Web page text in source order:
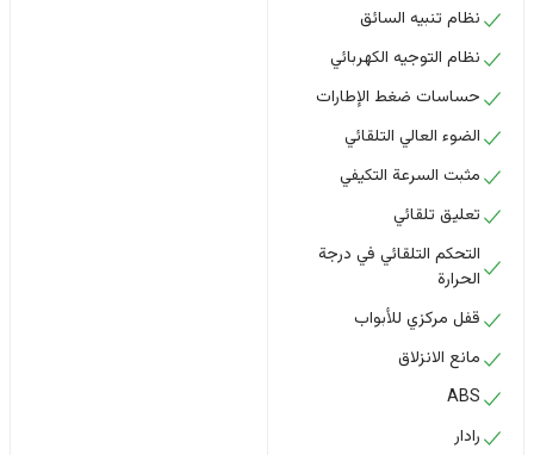
نظام تنبيه السائق
نظام التوجيه الكهربائي
حساسات ضغط الإطارات
الضوء العالي التلقائي
مثبت السرعة التكيفي
تعليق تلقائي
التحكم التلقائي في درجة
الحرارة
قفل مركزي للأبواب
مانع الانزلاق
ABS
رادار